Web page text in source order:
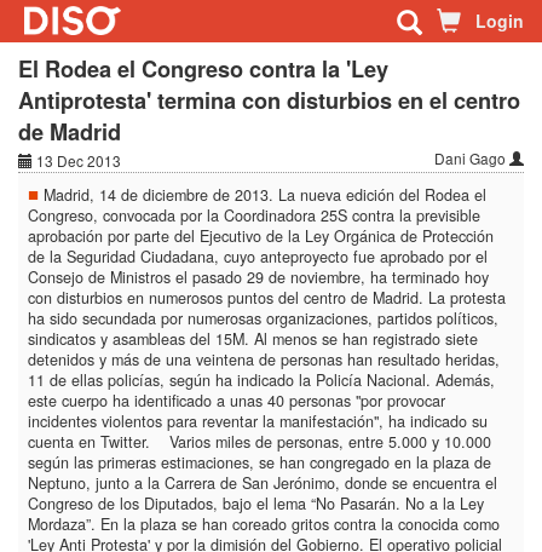
Login
El Rodea el Congreso contra la 'Ley
Antiprotesta' termina con disturbios en el centro
de Madrid
13 Dec 2013 Dani Gago
Madrid, 14 de diciembre de 2013. La nueva edición del Rodea el
Congreso, convocada por la Coordinadora 25S contra la previsible
aprobación por parte del Ejecutivo de la Ley Orgánica de Protección
de la Seguridad Ciudadana, cuyo anteproyecto fue aprobado por el
Consejo de Ministros el pasado 29 de noviembre, ha terminado hoy
con disturbios en numerosos puntos del centro de Madrid. La protesta
ha sido secundada por numerosas organizaciones, partidos políticos,
sindicatos y asambleas del 15M. Al menos se han registrado siete
detenidos y más de una veintena de personas han resultado heridas,
11 de ellas policías, según ha indicado la Policía Nacional. Además,
este cuerpo ha identificado a unas 40 personas "por provocar
incidentes violentos para reventar la manifestación", ha indicado su
cuenta en Twitter. Varios miles de personas, entre 5.000 y 10.000
según las primeras estimaciones, se han congregado en la plaza de
Neptuno, junto a la Carrera de San Jerónimo, donde se encuentra el
Congreso de los Diputados, bajo el lema “No Pasarán. No a la Ley
Mordaza”. En la plaza se han coreado gritos contra la conocida como
'Ley Anti Protesta' y por la dimisión del Gobierno. El operativo policial